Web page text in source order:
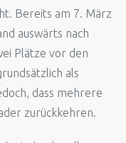
Bereits am 7. März
auswärts nach
Plätze vor den
als
dass mehrere
zurückkehren.